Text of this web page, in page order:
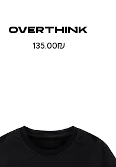
OVERTHINK
Price
‏135.00 ‏₪